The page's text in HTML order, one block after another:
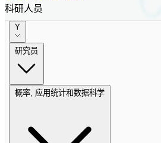
科研人员
Y
研究员
概率, 应用统计和数据科学